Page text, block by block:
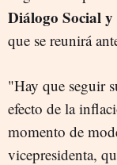
Diálogo Social
que se reunirá
"Hay que seguir
efecto de la
momento de
vicepresidenta,